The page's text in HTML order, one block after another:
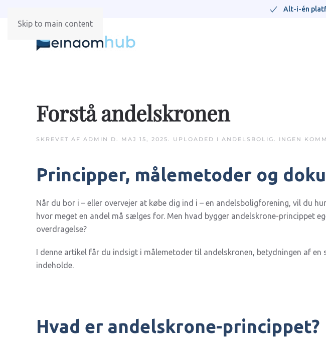
Skip to main content
Alt-i-én
Forstå andelskronen
SKREVET AF ADMIN D. MAJ 15, 2025. UPLOADED I ANDELSBOLIG. INGEN
Principper, målemetoder og
Når du bor i – eller overvejer at købe dig ind i – en andelsboligforening, vil du
hvor meget en andel må sælges for. Men hvad bygger andelskrone-princippet
overdragelse?
I denne artikel får du indsigt i målemetoder til andelskronen, betydningen af
indeholde.
Hvad er andelskrone-princippet?